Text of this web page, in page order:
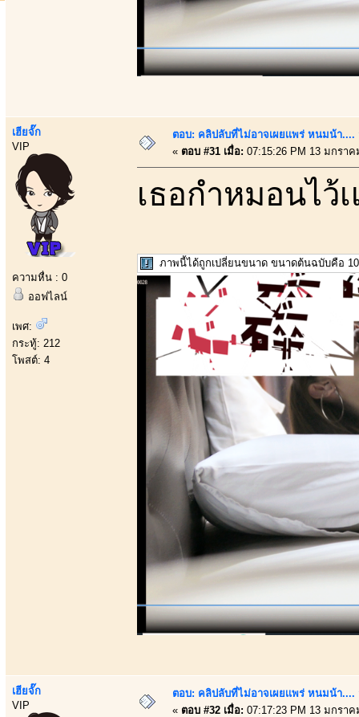
เฮียจั๊ก
VIP
ความหื่น : 0
ออฟไลน์
เพศ:
กระทู้: 212
โพสต์: 4
ตอบ: คลิปลับที่ไม่อาจเผยเเพร่ หนมน้า
« ตอบ #31 เมื่อ: 07:15:26 PM 13 มกราค
เธอกำหมอนไว้
ภาพนี้ได้ถูกเปลี่ยนขนาด ขนาดต้นฉบับคือ
เฮียจั๊ก
VIP
ตอบ: คลิปลับที่ไม่อาจเผยเเพร่ หนมน้า
« ตอบ #32 เมื่อ: 07:17:23 PM 13 มกราค